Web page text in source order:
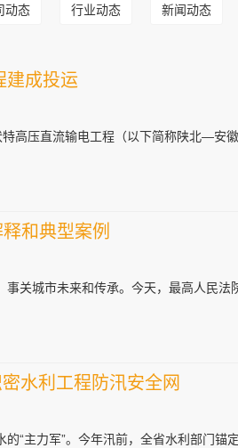
动态 行业动态 新闻动态
建成投运
特高压直流输电工程（以下简称陕北—
和典型案例
关城市未来和传承。今天，最高人民
水利工程防汛安全网
“主力军”。今年汛前，全省水利部门锚